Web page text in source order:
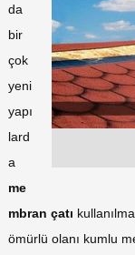
da
bir
çok
yeni
yapı
lard
a
me
mbran çatı
ömürlü olanı kumlu